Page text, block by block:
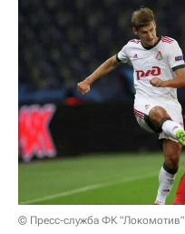
© Пресс-служба ФК "Локомотив"